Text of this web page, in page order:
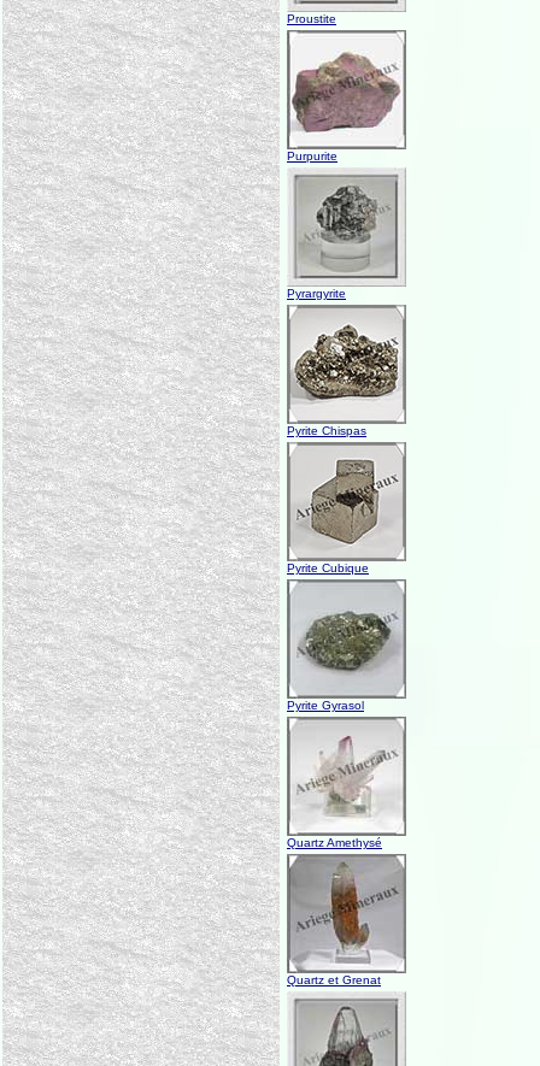
Proustite
Purpurite
Pyrargyrite
Pyrite Chispas
Pyrite Cubique
Pyrite Gyrasol
Quartz Amethysé
Quartz et Grenat